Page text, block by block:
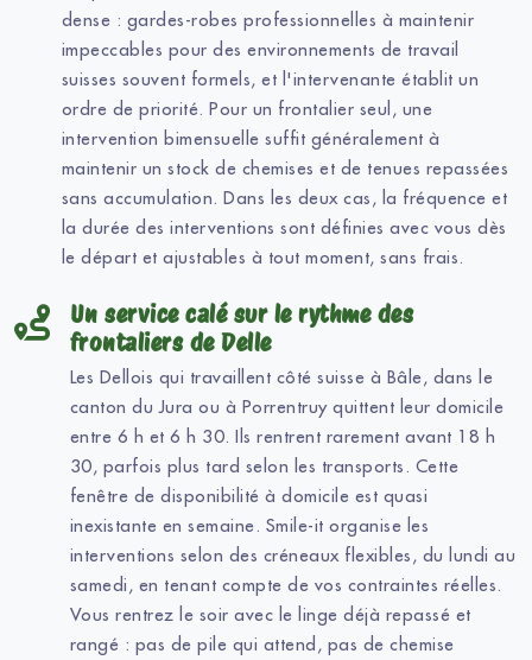
dense : gardes-robes professionnelles à maintenir
impeccables pour des environnements de travail
suisses souvent formels, et l'intervenante établit un
ordre de priorité. Pour un frontalier seul, une
intervention bimensuelle suffit généralement à
maintenir un stock de chemises et de tenues repassées
sans accumulation. Dans les deux cas, la fréquence et
la durée des interventions sont définies avec vous dès
le départ et ajustables à tout moment, sans frais.
Un service calé sur le rythme des
frontaliers de Delle
Les Dellois qui travaillent côté suisse à Bâle, dans le
canton du Jura ou à Porrentruy quittent leur domicile
entre 6 h et 6 h 30. Ils rentrent rarement avant 18 h
30, parfois plus tard selon les transports. Cette
fenêtre de disponibilité à domicile est quasi
inexistante en semaine. Smile-it organise les
interventions selon des créneaux flexibles, du lundi au
samedi, en tenant compte de vos contraintes réelles.
Vous rentrez le soir avec le linge déjà repassé et
rangé : pas de pile qui attend, pas de chemise